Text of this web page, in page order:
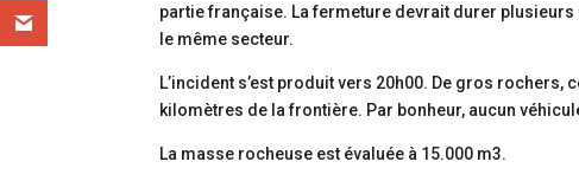
partie française. La fermeture devrait durer
le même secteur.
L’incident s’est produit vers 20h00. De gros rochers,
kilomètres de la frontière. Par bonheur, aucun
La masse rocheuse est évaluée à 15.000 m3.